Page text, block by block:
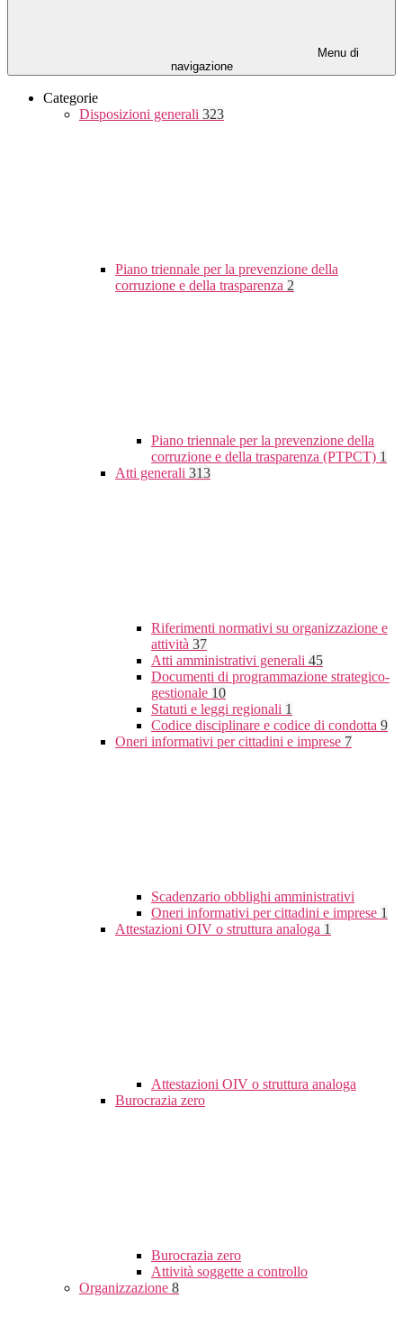
Menu di
navigazione
Categorie
Disposizioni generali 323
Piano triennale per la prevenzione della
corruzione e della trasparenza 2
Piano triennale per la prevenzione della
corruzione e della trasparenza (PTPCT) 1
Atti generali 313
Riferimenti normativi su organizzazione e
attività 37
Atti amministrativi generali 45
Documenti di programmazione strategico-
gestionale 10
Statuti e leggi regionali 1
Codice disciplinare e codice di condotta 9
Oneri informativi per cittadini e imprese 7
Scadenzario obblighi amministrativi
Oneri informativi per cittadini e imprese 1
Attestazioni OIV o struttura analoga 1
Attestazioni OIV o struttura analoga
Burocrazia zero
Burocrazia zero
Attività soggette a controllo
Organizzazione 8